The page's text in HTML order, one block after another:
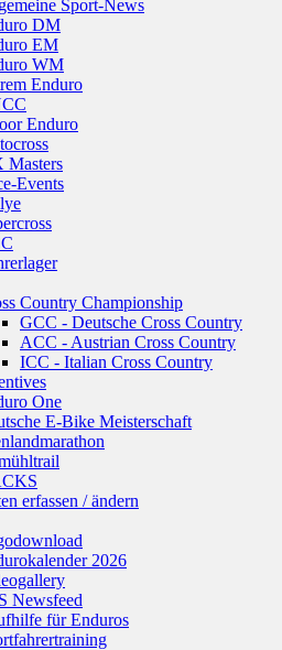
Sport-News
DM
EM
WM
Enduro
Enduro
Masters
Events
Country Championship
GCC - Deutsche Cross Country
ACC - Austrian Cross Country
ICC - Italian Cross Country
One
E-Bike Meisterschaft
erfassen / ändern
2026
Newsfeed
für Enduros